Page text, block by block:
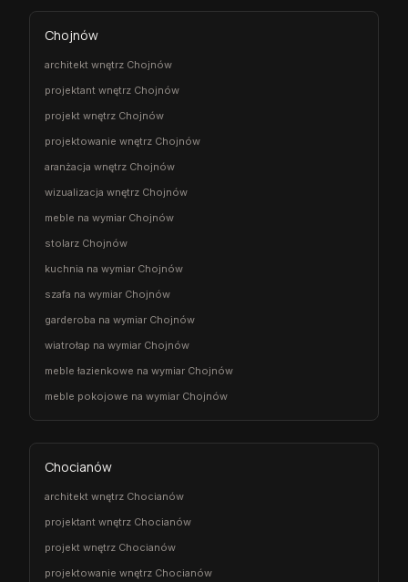
Chojnów
architekt wnętrz Chojnów
projektant wnętrz Chojnów
projekt wnętrz Chojnów
projektowanie wnętrz Chojnów
aranżacja wnętrz Chojnów
wizualizacja wnętrz Chojnów
meble na wymiar Chojnów
stolarz Chojnów
kuchnia na wymiar Chojnów
szafa na wymiar Chojnów
garderoba na wymiar Chojnów
wiatrołap na wymiar Chojnów
meble łazienkowe na wymiar Chojnów
meble pokojowe na wymiar Chojnów
Chocianów
architekt wnętrz Chocianów
projektant wnętrz Chocianów
projekt wnętrz Chocianów
projektowanie wnętrz Chocianów